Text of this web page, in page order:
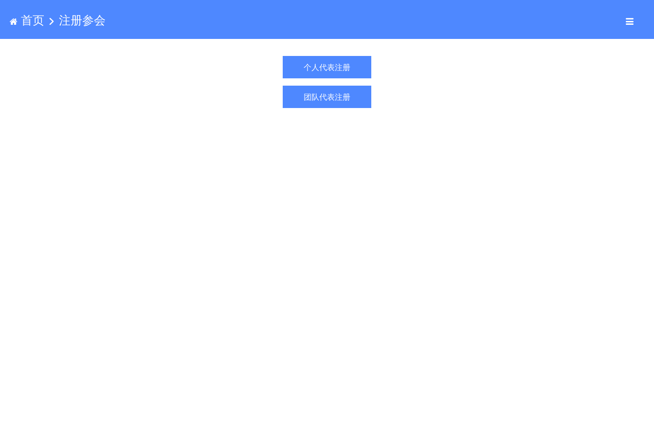
首页 注册参会
个人代表注册
团队代表注册